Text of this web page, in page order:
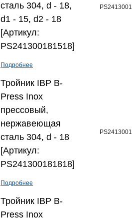
сталь 304, d - 18,
d1 - 15, d2 - 18
[Артикул:
PS241300181518]
Подробнее
Тройник IBP B-
Press Inox
прессовый,
нержавеющая
сталь 304, d - 18
[Артикул:
PS241300181818]
Подробнее
Тройник IBP B-
Press Inox